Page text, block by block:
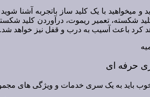
میخواهید با یک کلید ساز باتجربه آشنا شوید
شکسته، تعمیر ریموت، درآوردن کلید
باعث آسیب به درب و قفل نیز خواهد شد.
حرفه ای
باید به یک سری خدمات و ویژگی های